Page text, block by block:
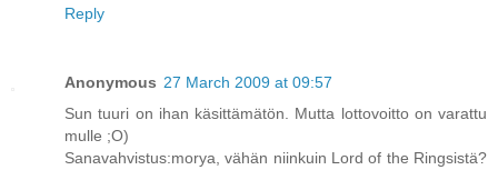
Reply
Anonymous 27 March 2009 at 09:57
Sun tuuri on ihan käsittämätön. Mutta lottovoitto on varattu
mulle ;O)
Sanavahvistus:morya, vähän niinkuin Lord of the Ringsistä?